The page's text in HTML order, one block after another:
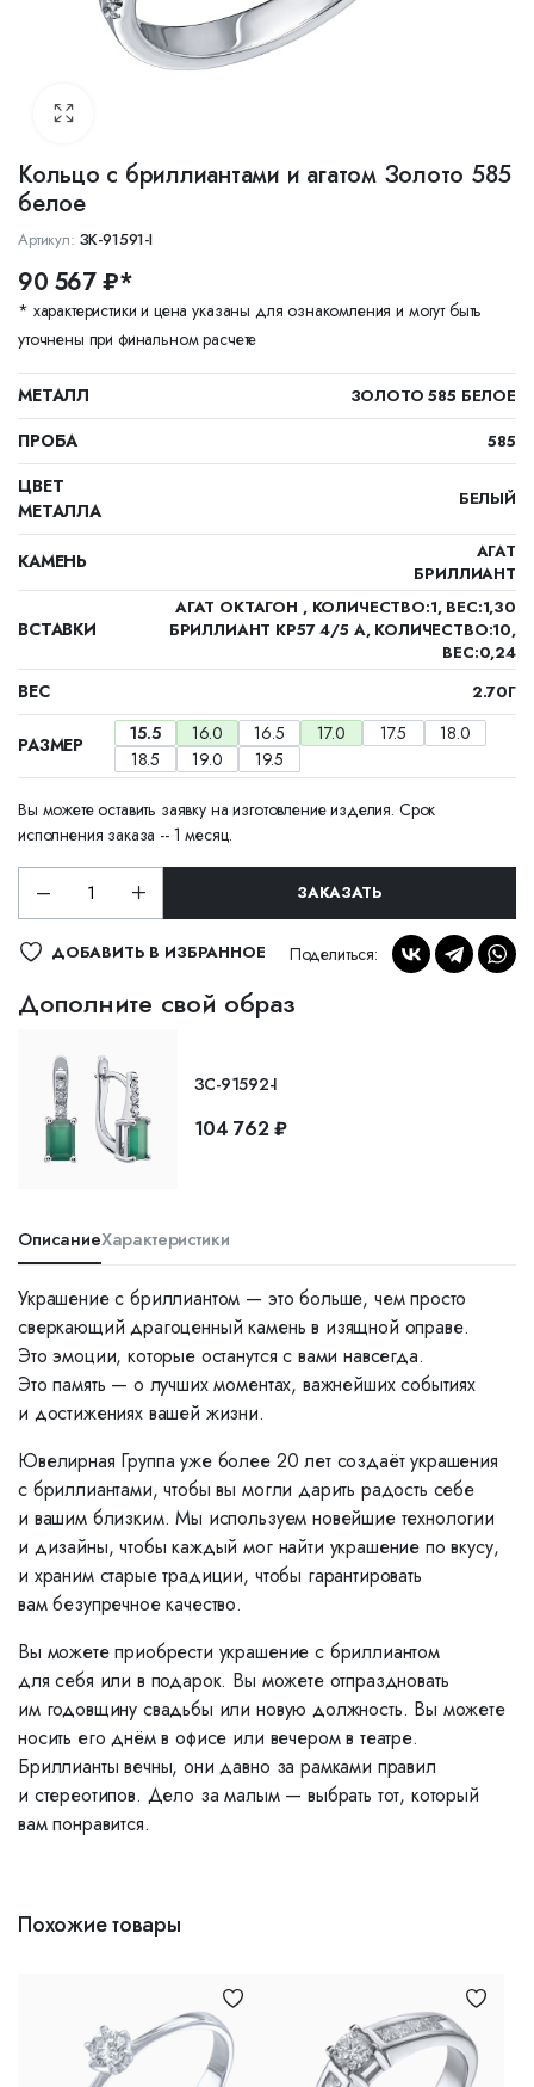
Кольцо с бриллиантами и агатом Золото 585
белое
Артикул: ЗК-91591-I
90 567 ₽*
* характеристики и цена указаны для ознакомления и могут быть
уточнены при финальном расчете
МЕТАЛЛ ЗОЛОТО 585 БЕЛОЕ
ПРОБА 585
ЦВЕТ
МЕТАЛЛА
БЕЛЫЙ
КАМЕНЬ
АГАТ
БРИЛЛИАНТ
ВСТАВКИ
АГАТ ОКТАГОН , КОЛИЧЕСТВО:1, ВЕС:1,30
БРИЛЛИАНТ КР57 4/5 А, КОЛИЧЕСТВО:10,
ВЕС:0,24
ВЕС 2.70Г
РАЗМЕР 15.5 16.0 16.5 17.0 17.5
18.0
18.5
19.0 19.5
Вы можете оставить заявку на изготовление изделия. Срок
исполнения заказа -- 1 месяц.
ЗАКАЗАТЬ
ДОБАВИТЬ В ИЗБРАННОЕ Поделиться:
Дополните свой образ
ЗС-91592-I
104 762 ₽
ОписаниеХарактеристики
Украшение с бриллиантом — это больше, чем просто
сверкающий драгоценный камень в изящной оправе.
Это эмоции, которые останутся с вами навсегда.
Это память — о лучших моментах, важнейших событиях
и достижениях вашей жизни.
Ювелирная Группа уже более 20 лет создаёт украшения
с бриллиантами, чтобы вы могли дарить радость себе
и вашим близким. Мы используем новейшие технологии
и дизайны, чтобы каждый мог найти украшение по вкусу,
и храним старые традиции, чтобы гарантировать
вам безупречное качество.
Вы можете приобрести украшение с бриллиантом
для себя или в подарок. Вы можете отпраздновать
им годовщину свадьбы или новую должность. Вы можете
носить его днём в офисе или вечером в театре.
Бриллианты вечны, они давно за рамками правил
и стереотипов. Дело за малым — выбрать тот, который
вам понравится.
Похожие товары